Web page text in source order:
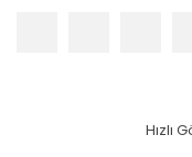
Hızlı